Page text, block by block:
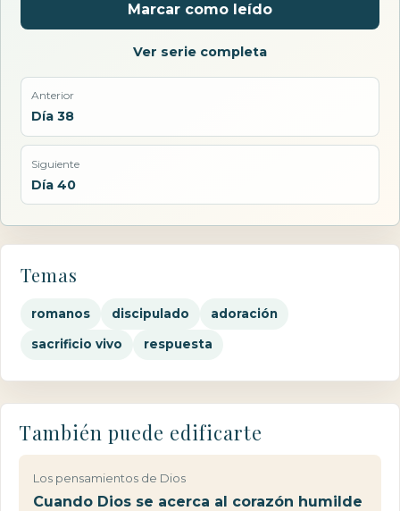
Marcar como leído
Ver serie completa
Anterior
Día 38
Siguiente
Día 40
Temas
romanos discipulado adoración
sacrificio vivo respuesta
También puede edificarte
Los pensamientos de Dios
Cuando Dios se acerca al corazón humilde